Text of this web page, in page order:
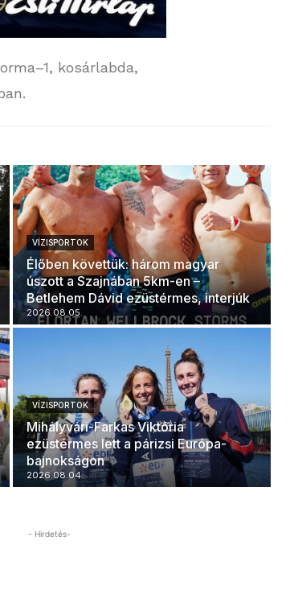
kosárlabda,
VÍZISPORTOK
Élőben követtük: három magyar
úszott a Szajnában 5km-en –
Betlehem Dávid ezüstérmes, interjúk
2026.08.05.
VÍZISPORTOK
Mihályvári-Farkas Viktória
ezüstérmes lett a párizsi Európa-
bajnokságon
2026.08.04.
- Hirdetés-